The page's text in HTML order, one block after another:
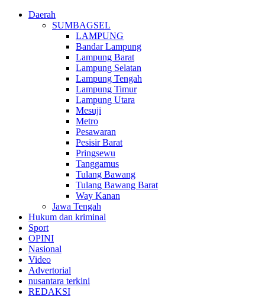
Daerah
SUMBAGSEL
LAMPUNG
Bandar Lampung
Lampung Barat
Lampung Selatan
Lampung Tengah
Lampung Timur
Lampung Utara
Mesuji
Metro
Pesawaran
Pesisir Barat
Pringsewu
Tanggamus
Tulang Bawang
Tulang Bawang Barat
Way Kanan
Jawa Tengah
Hukum dan kriminal
Sport
OPINI
Nasional
Video
Advertorial
nusantara terkini
REDAKSI